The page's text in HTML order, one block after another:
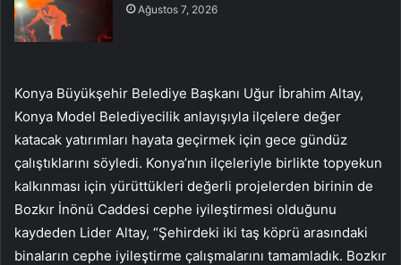
Ağustos 7, 2026
Konya Büyükşehir Belediye Başkanı Uğur İbrahim Altay,
Konya Model Belediyecilik anlayışıyla ilçelere değer
katacak yatırımları hayata geçirmek için gece gündüz
çalıştıklarını söyledi. Konya’nın ilçeleriyle birlikte topyekun
kalkınması için yürüttükleri değerli projelerden birinin de
Bozkır İnönü Caddesi cephe iyileştirmesi olduğunu
kaydeden Lider Altay, “Şehirdeki iki taş köprü arasındaki
binaların cephe iyileştirme çalışmalarını tamamladık. Bozkır